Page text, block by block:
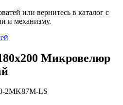
или вернитесь в каталог с
и механизму.
Микровелюр
2MK87M-LS